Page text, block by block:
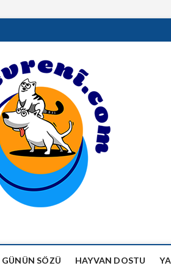
GÜNÜN SÖZÜ HAYVAN DOSTU